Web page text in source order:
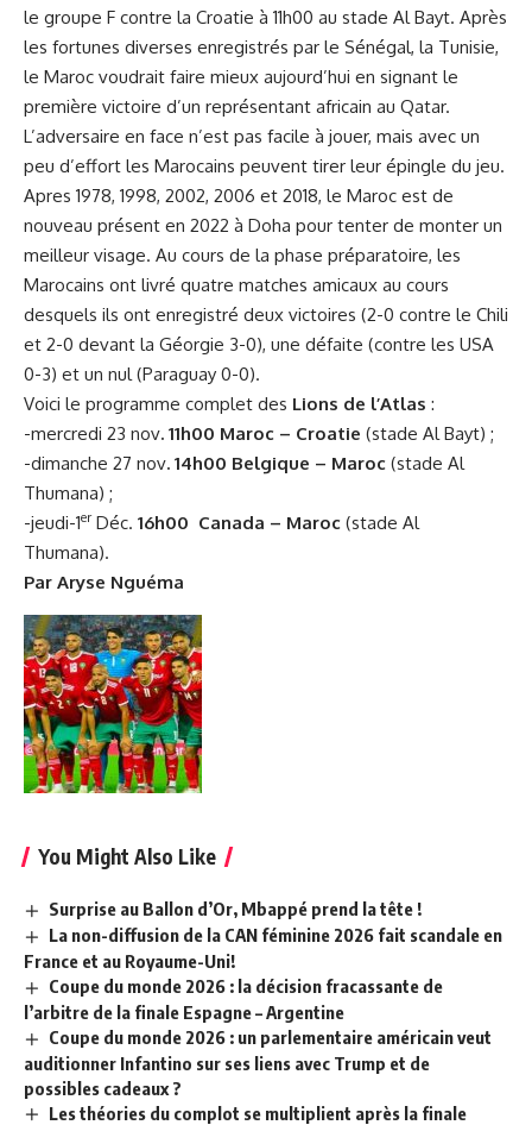
le groupe F contre la Croatie à 11h00 au stade Al Bayt. Après
les fortunes diverses enregistrés par le Sénégal, la Tunisie,
le Maroc voudrait faire mieux aujourd’hui en signant le
première victoire d’un représentant africain au Qatar.
L’adversaire en face n’est pas facile à jouer, mais avec un
peu d’effort les Marocains peuvent tirer leur épingle du jeu.
Apres 1978, 1998, 2002, 2006 et 2018, le Maroc est de
nouveau présent en 2022 à Doha pour tenter de monter un
meilleur visage. Au cours de la phase préparatoire, les
Marocains ont livré quatre matches amicaux au cours
desquels ils ont enregistré deux victoires (2-0 contre le Chili
et 2-0 devant la Géorgie 3-0), une défaite (contre les USA
0-3) et un nul (Paraguay 0-0).
Voici le programme complet des Lions de l’Atlas :
-mercredi 23 nov. 11h00 Maroc – Croatie (stade Al Bayt) ;
-dimanche 27 nov. 14h00 Belgique – Maroc (stade Al
Thumana) ;
-jeudi-1erDéc. 16h00 Canada – Maroc (stade Al
Thumana).
Par Aryse Nguéma
You Might Also Like
Surprise au Ballon d’Or, Mbappé prend la tête !
La non-diffusion de la CAN féminine 2026 fait scandale en
France et au Royaume-Uni!
Coupe du monde 2026 : la décision fracassante de
l’arbitre de la finale Espagne – Argentine
Coupe du monde 2026 : un parlementaire américain veut
auditionner Infantino sur ses liens avec Trump et de
possibles cadeaux ?
Les théories du complot se multiplient après la finale